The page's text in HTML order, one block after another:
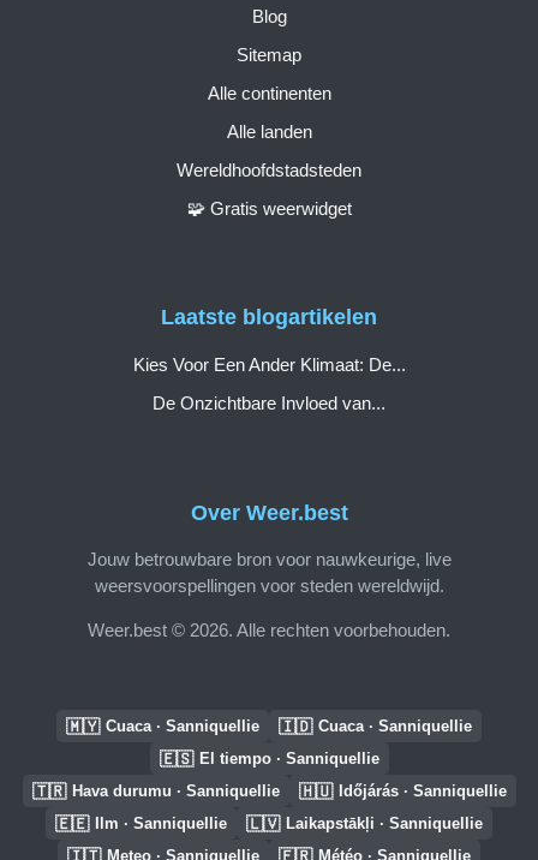
Over Weer.best
Jouw betrouwbare bron voor nauwkeurige, live
weersvoorspellingen voor steden wereldwijd.
Weer.best © 2026. Alle rechten voorbehouden.
Blog
Sitemap
Alle continenten
Alle landen
Wereldhoofdstadsteden
🧩 Gratis weerwidget
Laatste blogartikelen
Kies Voor Een Ander Klimaat: De...
De Onzichtbare Invloed van...
🇲🇾 Cuaca · Sanniquellie 🇮🇩 Cuaca · Sanniquellie
🇪🇸 El tiempo · Sanniquellie
🇹🇷 Hava durumu · Sanniquellie 🇭🇺 Időjárás · Sanniquellie
🇪🇪 Ilm · Sanniquellie 🇱🇻 Laikapstākļi · Sanniquellie
Meteo · Sanniquellie Météo · Sanniquellie